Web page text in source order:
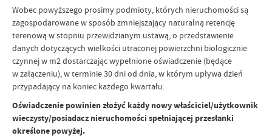
Wobec powyższego prosimy podmioty, których nieruchomości są
zagospodarowane w sposób zmniejszający naturalną retencję
terenową w stopniu przewidzianym ustawą, o przedstawienie
danych dotyczących wielkości utraconej powierzchni biologicznie
czynnej w m2 dostarczając wypełnione oświadczenie (będące
w załączeniu), w terminie 30 dni od dnia, w którym upływa dzień
przypadający na koniec każdego kwartału.
Oświadczenie powinien złożyć każdy nowy właściciel/użytkownik
wieczysty/posiadacz nieruchomości spełniającej przesłanki
określone powyżej.